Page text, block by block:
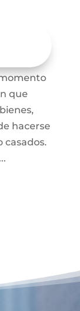
de
que
hacerse
casados.